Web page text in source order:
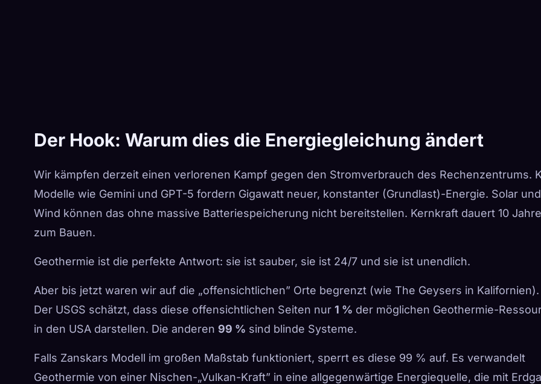
Der Hook: Warum dies die Energiegleichung ändert
Wir kämpfen derzeit einen verlorenen Kampf gegen den Stromverbrauch des Rechenzentrums.
Modelle wie Gemini und GPT-5 fordern Gigawatt neuer, konstanter (Grundlast)-Energie. Solar und
Wind können das ohne massive Batteriespeicherung nicht bereitstellen. Kernkraft dauert 10 Jahre
zum Bauen.
Geothermie ist die perfekte Antwort: sie ist sauber, sie ist 24/7 und sie ist unendlich.
Aber bis jetzt waren wir auf die „offensichtlichen” Orte begrenzt (wie The Geysers in Kalifornien).
Der USGS schätzt, dass diese offensichtlichen Seiten nur 1 % der möglichen Geothermie-
in den USA darstellen. Die anderen 99 % sind blinde Systeme.
Falls Zanskars Modell im großen Maßstab funktioniert, sperrt es diese 99 % auf. Es verwandelt
Geothermie von einer Nischen-„Vulkan-Kraft” in eine allgegenwärtige Energiequelle, die mit